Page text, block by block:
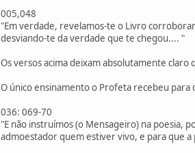
005,048
"Em verdade, revelamos-te o Livro
desviando-te da verdade que te chegou.... "
Os versos acima deixam absolutamente
O único ensinamento o Profeta recebeu
036: 069-70
"E não instruímos (o Mensageiro) na poesia,
admoestador quem estiver vivo, e para que